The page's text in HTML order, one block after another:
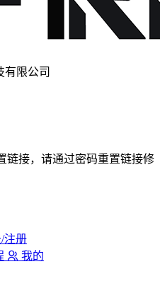
有限公司
链接，请通过密码重置链接修
注册
我的